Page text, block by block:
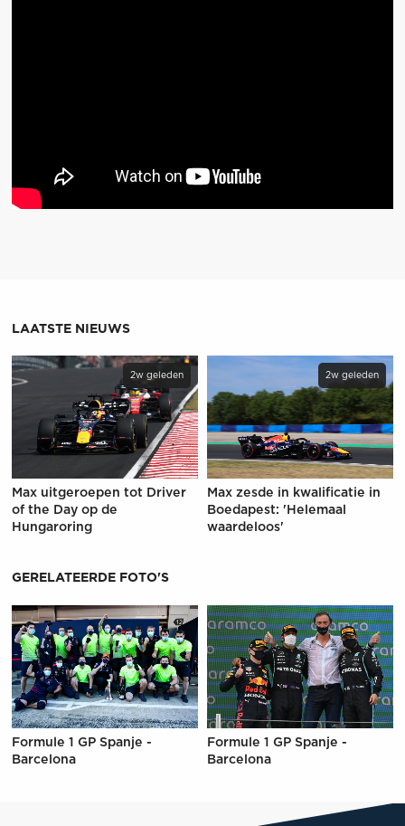
LAATSTE NIEUWS
2w geleden
Max uitgeroepen tot Driver
of the Day op de
Hungaroring
2w geleden
Max zesde in kwalificatie in
Boedapest: 'Helemaal
waardeloos'
GERELATEERDE FOTO'S
Formule 1 GP Spanje -
Barcelona
Formule 1 GP Spanje -
Barcelona